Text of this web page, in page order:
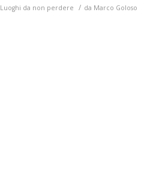
Luoghi da non perdere / da Marco Goloso